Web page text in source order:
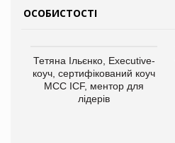
ОСОБИСТОСТІ
Тетяна Ільєнко, Executive-
коуч, сертифікований коуч
МСС ICF, ментор для
лідерів